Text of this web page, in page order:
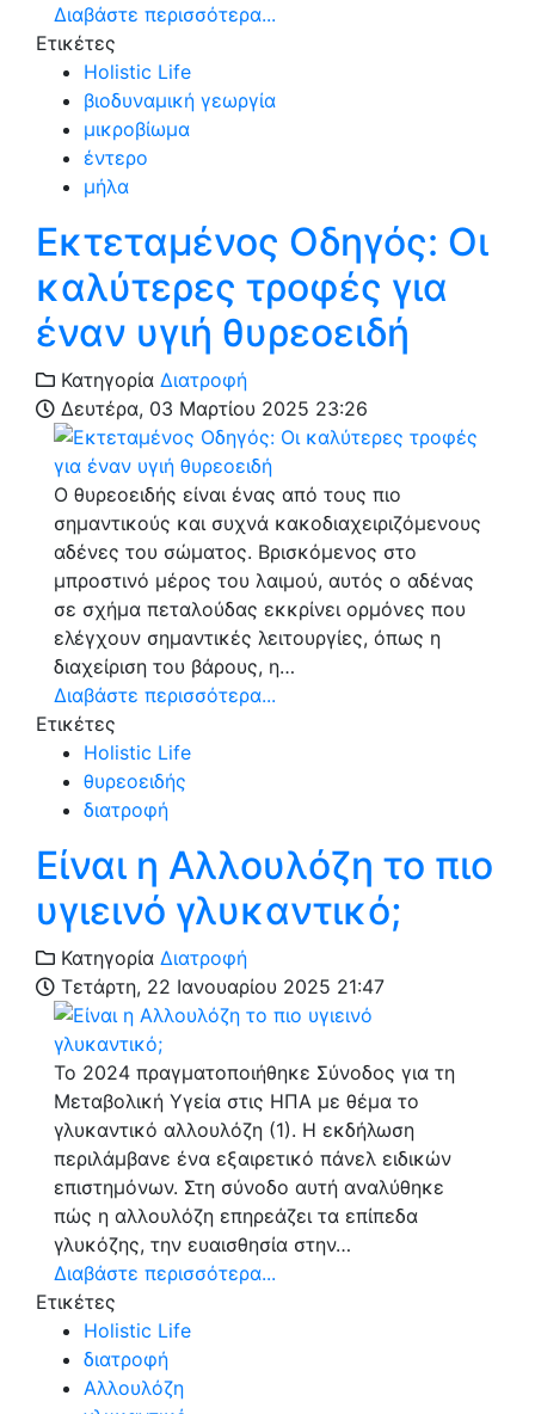
Διαβάστε περισσότερα...
Ετικέτες
Holistic Life
βιοδυναμική γεωργία
μικροβίωμα
έντερο
μήλα
Εκτεταμένος Οδηγός: Οι
καλύτερες τροφές για
έναν υγιή θυρεοειδή
Κατηγορία Διατροφή
Δευτέρα, 03 Μαρτίου 2025 23:26
Ο θυρεοειδής είναι ένας από τους πιο
σημαντικούς και συχνά κακοδιαχειριζόμενους
αδένες του σώματος. Βρισκόμενος στο
μπροστινό μέρος του λαιμού, αυτός ο αδένας
σε σχήμα πεταλούδας εκκρίνει ορμόνες που
ελέγχουν σημαντικές λειτουργίες, όπως η
διαχείριση του βάρους, η…
Διαβάστε περισσότερα...
Ετικέτες
Holistic Life
θυρεοειδής
διατροφή
Είναι η Αλλουλόζη το πιο
υγιεινό γλυκαντικό;
Κατηγορία Διατροφή
Τετάρτη, 22 Ιανουαρίου 2025 21:47
Το 2024 πραγματοποιήθηκε Σύνοδος για τη
Μεταβολική Υγεία στις ΗΠΑ με θέμα το
γλυκαντικό αλλουλόζη (1). Η εκδήλωση
περιλάμβανε ένα εξαιρετικό πάνελ ειδικών
επιστημόνων. Στη σύνοδο αυτή αναλύθηκε
πώς η αλλουλόζη επηρεάζει τα επίπεδα
γλυκόζης, την ευαισθησία στην…
Διαβάστε περισσότερα...
Ετικέτες
Holistic Life
διατροφή
Αλλουλόζη